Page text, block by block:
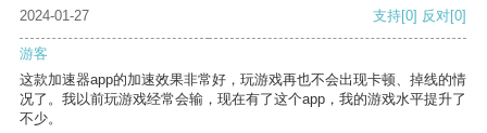
2024-01-27 支持[0] 反对[0]
游客
这款加速器app的加速效果非常好，玩游戏再也不会出现卡顿、掉线的情
况了。我以前玩游戏经常会输，现在有了这个app，我的游戏水平提升了
不少。